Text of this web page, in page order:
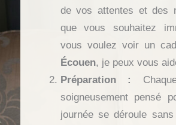
de vos attentes et des
que vous souhaitez
vous voulez voir un
Écouen, je peux vous
Préparation :
soigneusement pensé
journée se déroule